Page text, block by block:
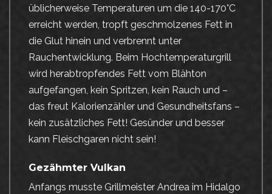
üblicherweise Temperaturen um die 140-170°C
erreicht werden, tropft geschmolzenes Fett in
die Glut hinein und verbrennt unter
Rauchentwicklung. Beim Hochtemperaturgrill
wird herabtropfendes Fett vom Blähton
aufgefangen, kein Spritzen, kein Rauch und –
das freut Kalorienzähler und Gesundheitsfans –
kein zusätzliches Fett! Gesünder und besser
kann Fleischgaren nicht sein!
Gezähmter Vulkan
Anfangs musste Grillmeister Andrea im Hidalgo